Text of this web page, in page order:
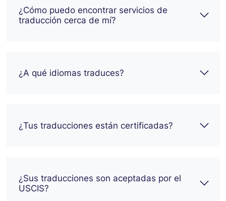
¿Cómo puedo encontrar servicios de
traducción cerca de mí?
¿A qué idiomas traduces?
¿Tus traducciones están certificadas?
¿Sus traducciones son aceptadas por el
USCIS?